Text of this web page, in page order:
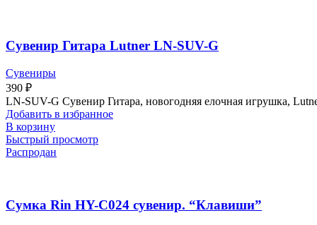
Сувенир Гитара Lutner LN-SUV-G
Сувениры
390 ₽
LN-SUV-G Сувенир Гитара, новогодняя елочная игрушка,
Добавить в избранное
В корзину
Быстрый просмотр
Распродан
Сумка Rin HY-C024 сувенир. “Клавиши”